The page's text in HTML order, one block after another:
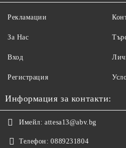
Рекламации
За Нас
Вход
Регистрация
Информация за контакти:
Имейл: attesa13@abv.bg
Телефон: 0889231804